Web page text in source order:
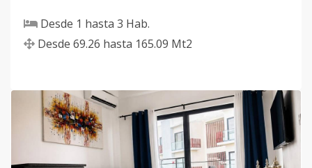
Desde 1 hasta 3 Hab.
Desde 69.26 hasta 165.09 Mt2